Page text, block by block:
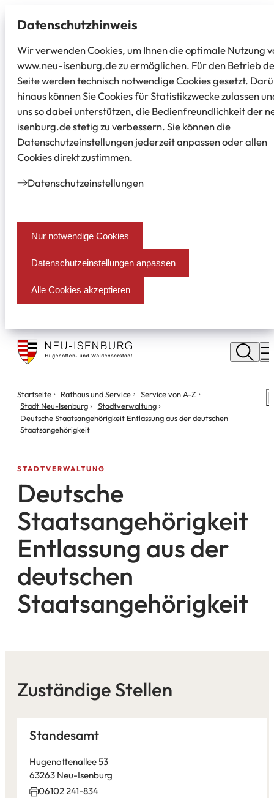
Datenschutz­hinweis
Wir verwenden Cookies, um Ihnen die optimale Nutzung
www.neu-isenburg.de zu ermöglichen. Für den Betrieb
Seite werden technisch notwendige Cookies gesetzt.
hinaus können Sie Cookies für Statistikzwecke zulassen
uns so dabei unterstützen, die Bedienfreundlichkeit der
isenburg.de stetig zu verbessern. Sie können die
Datenschutzeinstellungen jederzeit anpassen oder allen
Cookies direkt zustimmen.
Datenschutz­einstellungen
Nur notwendige Cookies
Datenschutzeinstellungen anpassen
Alle Cookies akzeptieren
Stadt
Neu
Isenburg
Sie
befinden
sich
hier:
Startseite Rathaus und Service
Service von A-Z
Stadt Neu-Isenburg
Stadtverwaltung
Deutsche Staatsangehörigkeit Entlassung aus der deutschen
Staatsangehörigkeit
STADTVERWALTUNG
Deutsche
Staatsangehörigkeit
Entlassung aus der
deutschen
Staatsangehörigkeit
Zuständige Stellen
Standesamt
Hugenottenallee 53
63263 Neu-Isenburg
06102 241-834